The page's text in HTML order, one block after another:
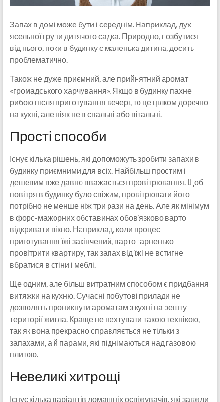
Запах в домі може бути і середнім. Наприклад, дух
ясельної групи дитячого садка. Природно, позбутися
від нього, поки в будинку є маленька дитина, досить
проблематично.
Також не дуже приємний, але прийнятний аромат
«громадського харчування». Якщо в будинку пахне
рибою після приготування вечері, то це цілком доречно
на кухні, але ніяк не в спальні або вітальні.
Прості способи
Існує кілька рішень, які допоможуть зробити запахи в
будинку приємними для всіх. Найбільш простим і
дешевим вже давно вважається провітрювання. Щоб
повітря в будинку було свіжим, провітрювати його
потрібно не менше ніж три рази на день. Але як мінімум
в форс-мажорних обставинах обов’язково варто
відкривати вікно. Наприклад, коли процес
приготування їжі закінчений, варто гарненько
провітрити квартиру, так запах від їжі не встигне
вбратися в стіни і меблі.
Ще одним, але більш витратним способом є придбання
витяжки на кухню. Сучасні побутові прилади не
дозволять проникнути ароматам з кухні на решту
території житла. Краще не нехтувати такою технікою,
так як вона прекрасно справляється не тільки з
запахами, а й парами, які піднімаються над газовою
плитою.
Невеликі хитрощі
Існує кілька варіантів домашніх освіжувачів, які завжди